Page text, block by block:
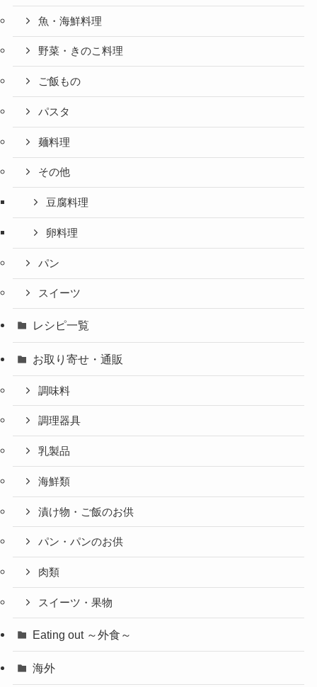
魚・海鮮料理
野菜・きのこ料理
ご飯もの
パスタ
麺料理
その他
豆腐料理
卵料理
パン
スイーツ
レシピ一覧
お取り寄せ・通販
調味料
調理器具
乳製品
海鮮類
漬け物・ご飯のお供
パン・パンのお供
肉類
スイーツ・果物
Eating out ～外食～
海外